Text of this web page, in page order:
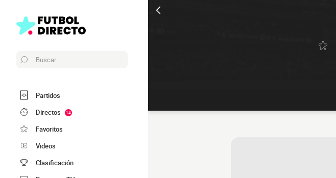
Buscar
Partidos
Directos
14
Favoritos
Videos
Clasificación